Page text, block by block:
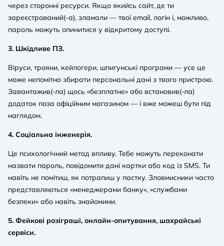
через сторонні ресурси. Якщо якийсь сайт, де ти
зареєстрований(-а), зламали — твої email, логін і, можливо,
пароль можуть опинитися у відкритому доступі.
3. Шкідливе ПЗ.
Віруси, трояни, кейлогери, шпигунські програми — усе це
може непомітно збирати персональні дані з твого пристрою.
Завантажив(-ла) щось «безплатне» або встановив(-ла)
додаток поза офіційним магазином — і вже можеш бути під
наглядом.
4. Соціальна інженерія.
Це психологічний метод впливу. Тебе можуть переконати
назвати пароль, повідомити дані картки або код із SMS. Ти
навіть не помітиш, як потрапиш у пастку. Зловмисники часто
представляються «менеджерами банку», «службами
безпеки» або навіть знайомими.
5. Фейкові розіграші, онлайн-опитування, шахрайські
сервіси.